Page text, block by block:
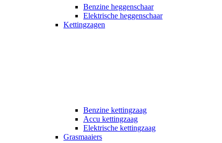
Benzine heggenschaar
Elektrische heggenschaar
Kettingzagen
Benzine kettingzaag
Accu kettingzaag
Elektrische kettingzaag
Grasmaaiers